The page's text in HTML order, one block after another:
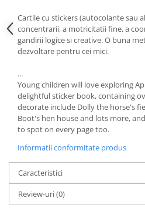
Cartile cu stickers (autocolante sau
concentrarii, a motricitatii fine, a
gandirii logice si creative. O buna
dezvoltare pentru cei mici.
...
Young children will love exploring
delightful sticker book, containing
decorate include Dolly the horse's
Boot's hen house and lots more,
to spot on every page too.
Informatii conformitate produs
Caracteristici
Review-uri(0)